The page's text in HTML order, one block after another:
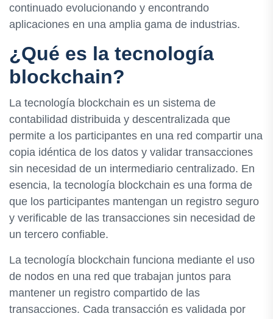
continuado evolucionando y encontrando
aplicaciones en una amplia gama de industrias.
¿Qué es la tecnología
blockchain?
La tecnología blockchain es un sistema de
contabilidad distribuida y descentralizada que
permite a los participantes en una red compartir una
copia idéntica de los datos y validar transacciones
sin necesidad de un intermediario centralizado. En
esencia, la tecnología blockchain es una forma de
que los participantes mantengan un registro seguro
y verificable de las transacciones sin necesidad de
un tercero confiable.
La tecnología blockchain funciona mediante el uso
de nodos en una red que trabajan juntos para
mantener un registro compartido de las
transacciones. Cada transacción es validada por